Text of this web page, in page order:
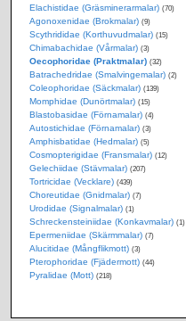
Elachistidae (Gräsminerarmalar) (70)
Agonoxenidae (Brokmalar) (9)
Scythrididae (Korthuvudmalar) (15)
Chimabachidae (Vårmalar) (3)
Oecophoridae (Praktmalar) (32)
Batrachedridae (Smalvingemalar) (2)
Coleophoridae (Säckmalar) (139)
Momphidae (Dunörtmalar) (15)
Blastobasidae (Förnamalar) (4)
Autostichidae (Förnamalar) (3)
Amphisbatidae (Hedmalar) (5)
Cosmopterigidae (Fransmalar) (12)
Gelechiidae (Stävmalar) (207)
Tortricidae (Vecklare) (439)
Choreutidae (Gnidmalar) (7)
Urodidae (Signalmalar) (1)
Schreckensteiniidae (Konkavmalar) (1)
Epermeniidae (Skärmmalar) (7)
Alucitidae (Mångflikmott) (3)
Pterophoridae (Fjädermott) (44)
Pyralidae (Mott) (218)